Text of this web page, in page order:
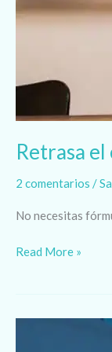
Retrasa
2 comentarios /
No necesitas
Read More »